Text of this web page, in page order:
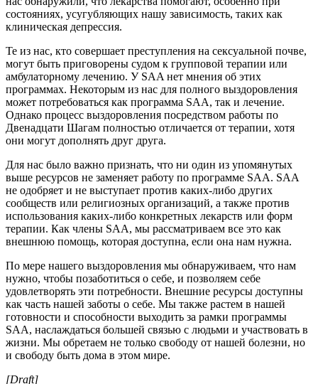
состояниях, усугубляющих нашу зависимость, таких как
клиническая депрессия.
Те из нас, кто совершает преступления на сексуальной почве,
могут быть приговорены судом к групповой терапии или
амбулаторному лечению. У SAA нет мнения об этих
программах. Некоторым из нас для полного выздоровления
может потребоваться как программа SAA, так и лечение.
Однако процесс выздоровления посредством работы по
Двенадцати Шагам полностью отличается от терапии, хотя
они могут дополнять друг друга.
Для нас было важно признать, что ни один из упомянутых
выше ресурсов не заменяет работу по программе SAA. SAA
не одобряет и не выступает против каких-либо других
сообществ или религиозных организаций, а также против
использования каких-либо конкретных лекарств или форм
терапии. Как члены SAA, мы рассматриваем все это как
внешнюю помощь, которая доступна, если она нам нужна.
По мере нашего выздоровления мы обнаруживаем, что нам
нужно, чтобы позаботиться о себе, и позволяем себе
удовлетворять эти потребности. Внешние ресурсы доступны
как часть нашей заботы о себе. Мы также растем в нашей
готовности и способности выходить за рамки программы
SAA, наслаждаться большей связью с людьми и участвовать в
жизни. Мы обретаем не только свободу от нашей болезни, но
и свободу быть дома в этом мире.
[Draft]